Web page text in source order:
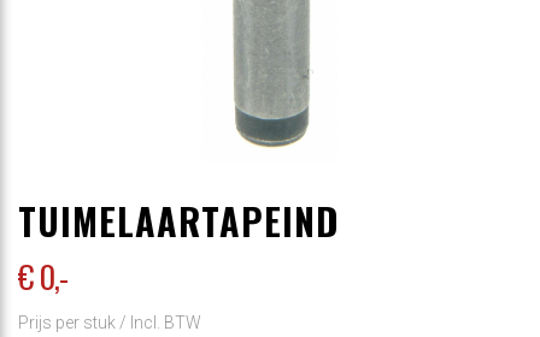
TUIMELAARTAPEIND
€ 0,-
Prijs per stuk / Incl. BTW